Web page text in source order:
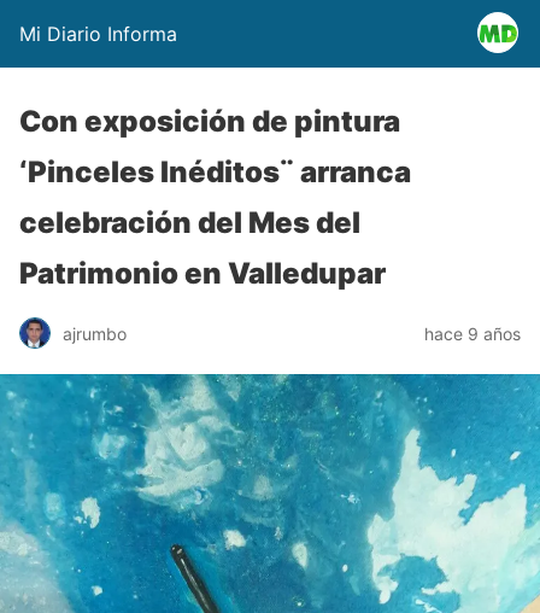
Mi Diario Informa
Con exposición de pintura
‘Pinceles Inéditos¨ arranca
celebración del Mes del
Patrimonio en Valledupar
ajrumbo hace 9 años